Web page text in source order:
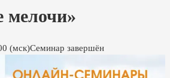
мелочи»
(мск)Семинар завершён